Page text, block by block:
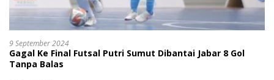
9 September 2024
Gagal Ke Final Futsal Putri Sumut Dibantai Jabar 8 Gol
Tanpa Balas